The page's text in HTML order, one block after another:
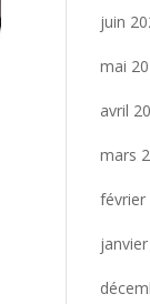
juin
mai
avril
mars
février